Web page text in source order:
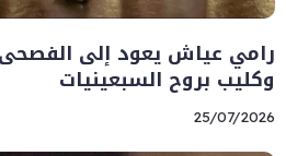
رامي عياش يعود إلى
وكليب بروح السبعينيات
25/07/2026